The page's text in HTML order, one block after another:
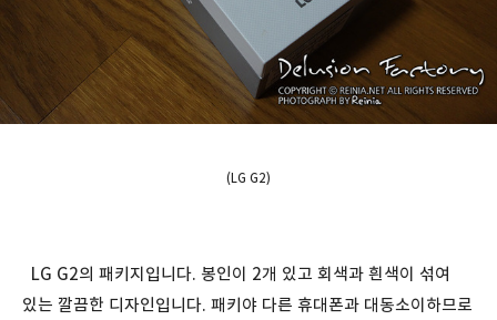
(LG G2)
LG G2의 패키지입니다. 봉인이 2개 있고 회색과 흰색이 섞여
있는 깔끔한 디자인입니다. 패키야 다른 휴대폰과 대동소이하므로